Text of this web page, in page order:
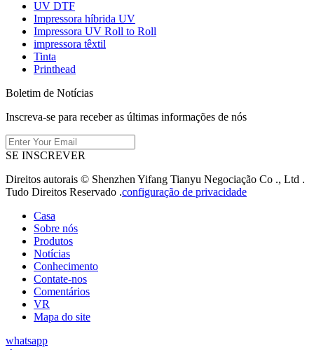
UV DTF
Impressora híbrida UV
Impressora UV Roll to Roll
impressora têxtil
Tinta
Printhead
Boletim de Notícias
Inscreva-se para receber as últimas informações de nós
SE INSCREVER
Direitos autorais © Shenzhen Yifang Tianyu Negociação Co ., Ltd .
Tudo Direitos Reservado .configuração de privacidade
Casa
Sobre nós
Produtos
Notícias
Conhecimento
Contate-nos
Comentários
VR
Mapa do site
whatsapp